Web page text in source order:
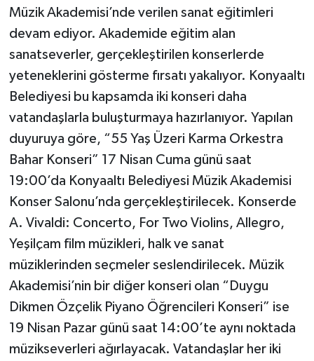
Müzik Akademisi’nde verilen sanat eğitimleri
devam ediyor. Akademide eğitim alan
sanatseverler, gerçekleştirilen konserlerde
yeteneklerini gösterme fırsatı yakalıyor. Konyaaltı
Belediyesi bu kapsamda iki konseri daha
vatandaşlarla buluşturmaya hazırlanıyor. Yapılan
duyuruya göre, “55 Yaş Üzeri Karma Orkestra
Bahar Konseri” 17 Nisan Cuma günü saat
19:00’da Konyaaltı Belediyesi Müzik Akademisi
Konser Salonu’nda gerçekleştirilecek. Konserde
A. Vivaldi: Concerto, For Two Violins, Allegro,
Yeşilçam film müzikleri, halk ve sanat
müziklerinden seçmeler seslendirilecek. Müzik
Akademisi’nin bir diğer konseri olan “Duygu
Dikmen Özçelik Piyano Öğrencileri Konseri” ise
19 Nisan Pazar günü saat 14:00’te aynı noktada
müzikseverleri ağırlayacak. Vatandaşlar her iki